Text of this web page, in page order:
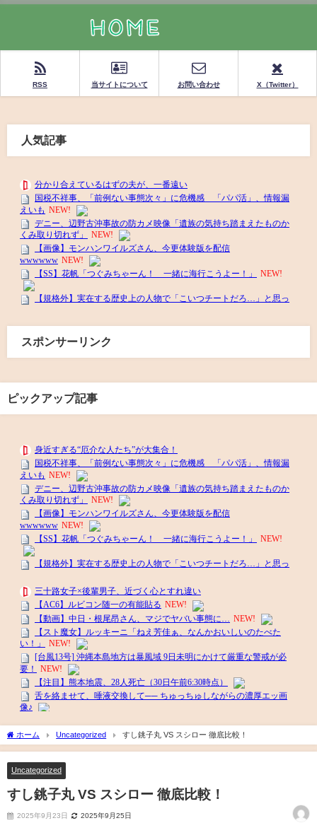
RSS 当サイトについて お問い合わせ X（Twitter）
人気記事
スポンサーリンク
ピックアップ記事
ホーム Uncategorized すし銚子丸 VS スシロー 徹底比較！
Uncategorized
すし銚子丸 VS スシロー 徹底比較！
2025年9月23日 2025年9月25日